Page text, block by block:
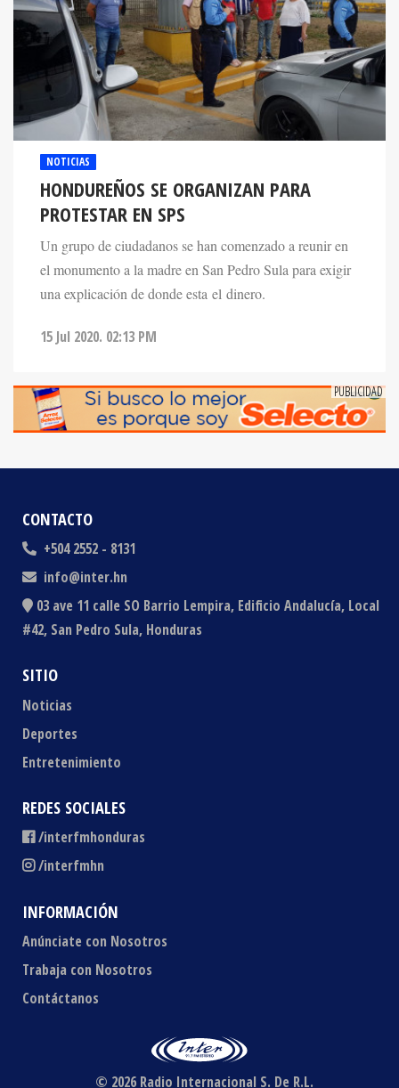
NOTICIAS
HONDUREÑOS SE ORGANIZAN PARA
PROTESTAR EN SPS
Un grupo de ciudadanos se han comenzado a reunir en
el monumento a la madre en San Pedro Sula para exigir
una explicación de donde esta el dinero.
CONTACTO
+504 2552 - 8131
info@inter.hn
03 ave 11 calle SO Barrio Lempira, Edificio Andalucía, Local
#42, San Pedro Sula, Honduras
SITIO
Noticias
Deportes
Entretenimiento
REDES SOCIALES
/interfmhonduras
/interfmhn
INFORMACIÓN
Anúnciate con Nosotros
Trabaja con Nosotros
Contáctanos
© 2026 Radio Internacional S. De R.L.